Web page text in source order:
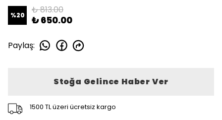
%20 ₺ 813.00
₺ 650.00
Paylaş:
Stoğa Gelince Haber Ver
1500 TL üzeri ücretsiz kargo